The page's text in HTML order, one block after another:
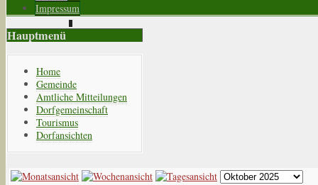
Impressum
Hauptmenü
Home
Gemeinde
Amtliche Mitteilungen
Dorfgemeinschaft
Tourismus
Dorfansichten